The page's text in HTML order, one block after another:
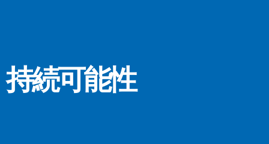
持続可能性